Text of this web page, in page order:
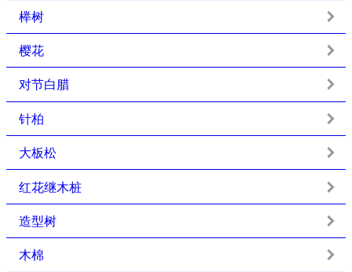
榉树
樱花
对节白腊
针柏
大板松
红花继木桩
造型树
木棉